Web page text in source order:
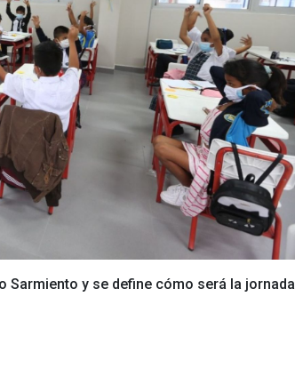
Sarmiento y se define cómo será la jornada